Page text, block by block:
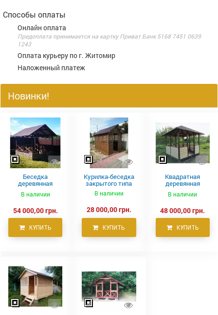
Способы оплаты
Онлайн оплата
Предоплата принимается на картку Приват Банк 5168 7451 0639
1243
Оплата курьеру по г. Житомир
Наложенный платеж
Новинки!
Беседка
деревянная
Мираж
В наличии
54 000,00 грн.
КУПИТЬ
Курилка-беседка
закрытого типа
В наличии
28 000,00 грн.
КУПИТЬ
Квадратная
деревянная
беседка
В наличии
48 000,00 грн.
КУПИТЬ